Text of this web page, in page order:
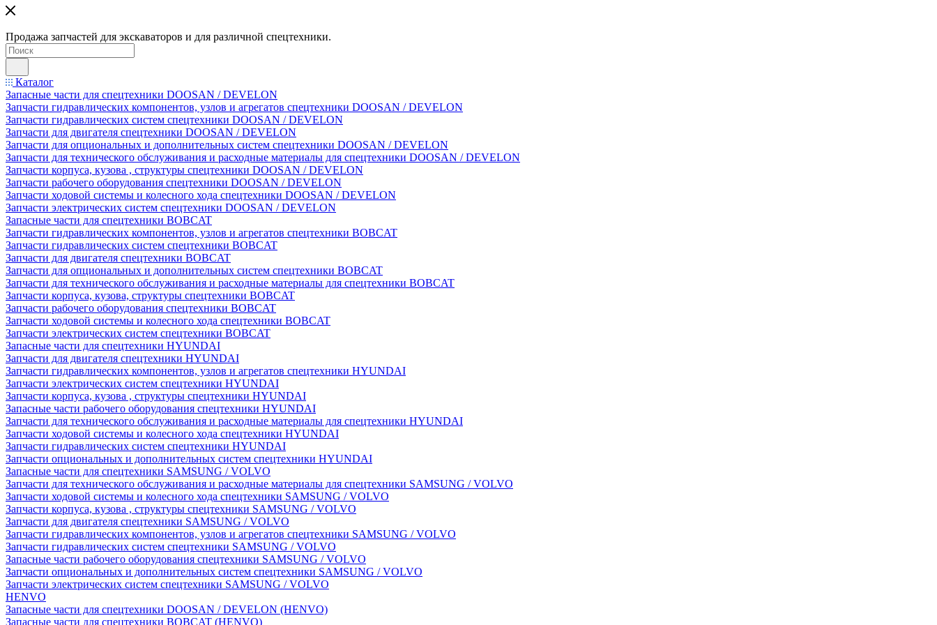
Продажа запчастей для экскаваторов и для различной спецтехники.
Каталог
Запасные части для спецтехники DOOSAN / DEVELON
Запчасти гидравлических компонентов, узлов и агрегатов спецтехники DOOSAN / DEVELON
Запчасти гидравлических систем спецтехники DOOSAN / DEVELON
Запчасти для двигателя спецтехники DOOSAN / DEVELON
Запчасти для опциональных и дополнительных систем спецтехники DOOSAN / DEVELON
Запчасти для технического обслуживания и расходные материалы для спецтехники DOOSAN / DEVELON
Запчасти корпуса, кузова , структуры спецтехники DOOSAN / DEVELON
Запчасти рабочего оборудования спецтехники DOOSAN / DEVELON
Запчасти ходовой системы и колесного хода спецтехники DOOSAN / DEVELON
Запчасти электрических систем спецтехники DOOSAN / DEVELON
Запасные части для спецтехники BOBCAT
Запчасти гидравлических компонентов, узлов и агрегатов спецтехники BOBCAT
Запчасти гидравлических систем спецтехники BOBCAT
Запчасти для двигателя спецтехники BOBCAT
Запчасти для опциональных и дополнительных систем спецтехники BOBCAT
Запчасти для технического обслуживания и расходные материалы для спецтехники BOBCAT
Запчасти корпуса, кузова, структуры спецтехники BOBCAT
Запчасти рабочего оборудования спецтехники BOBCAT
Запчасти ходовой системы и колесного хода спецтехники BOBCAT
Запчасти электрических систем спецтехники BOBCAT
Запасные части для спецтехники HYUNDAI
Запчасти для двигателя спецтехники HYUNDAI
Запчасти гидравлических компонентов, узлов и агрегатов спецтехники HYUNDAI
Запчасти электрических систем спецтехники HYUNDAI
Запчасти корпуса, кузова , структуры спецтехники HYUNDAI
Запасные части рабочего оборудования спецтехники HYUNDAI
Запчасти для технического обслуживания и расходные материалы для спецтехники HYUNDAI
Запчасти ходовой системы и колесного хода спецтехники HYUNDAI
Запчасти гидравлических систем спецтехники HYUNDAI
Запчасти опциональных и дополнительных систем спецтехники HYUNDAI
Запасные части для спецтехники SAMSUNG / VOLVO
Запчасти для технического обслуживания и расходные материалы для спецтехники SAMSUNG / VOLVO
Запчасти ходовой системы и колесного хода спецтехники SAMSUNG / VOLVO
Запчасти корпуса, кузова , структуры спецтехники SAMSUNG / VOLVO
Запчасти для двигателя спецтехники SAMSUNG / VOLVO
Запчасти гидравлических компонентов, узлов и агрегатов спецтехники SAMSUNG / VOLVO
Запчасти гидравлических систем спецтехники SAMSUNG / VOLVO
Запасные части рабочего оборудования спецтехники SAMSUNG / VOLVO
Запчасти опциональных и дополнительных систем спецтехники SAMSUNG / VOLVO
Запчасти электрических систем спецтехники SAMSUNG / VOLVO
HENVO
Запасные части для спецтехники DOOSAN / DEVELON (HENVO)
Запасные части для спецтехники BOBCAT (HENVO)